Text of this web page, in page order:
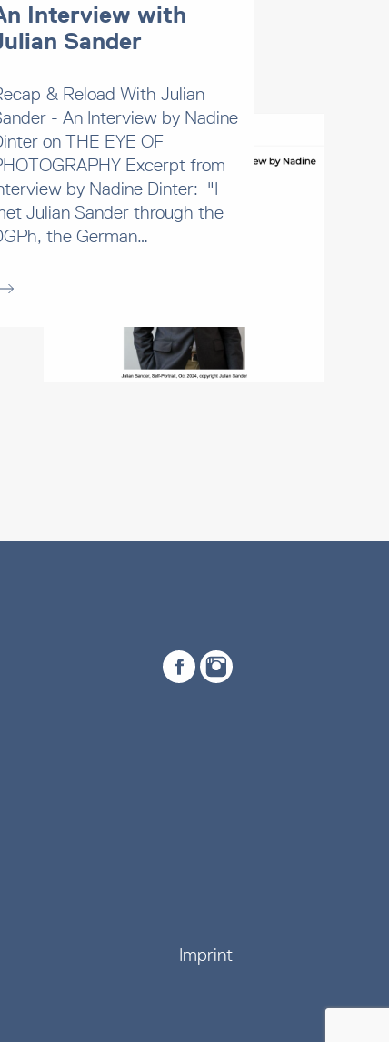
Interview with
Sander
& Reload With Julian
- An Interview by Nadine
on THE EYE OF
Excerpt from
by Nadine Dinter: "I
Julian Sander through the
the German…
Imprint